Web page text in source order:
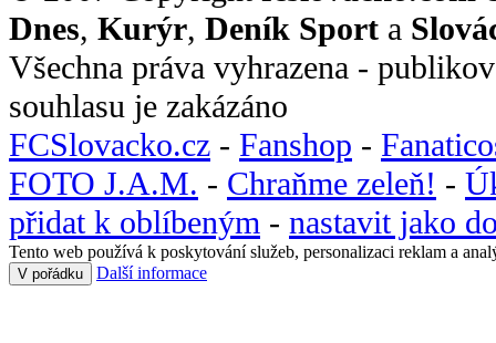
Dnes, Kurýr, Deník Sport a
Všechna práva vyhrazena -
souhlasu je zakázáno
FCSlovacko.cz - Fanshop -
FOTO J.A.M. - Chraňme zeleň! -
přidat k oblíbeným - nastavit jako
Tento web používá k poskytování služeb, personalizaci reklam a
V pořádku Další informace